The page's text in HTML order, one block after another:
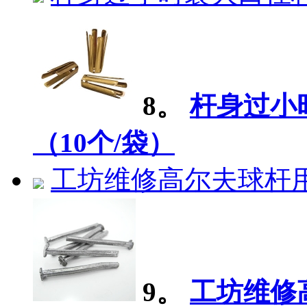
8。
杆身过小
（10个/袋）
工坊维修高尔夫球杆
9。
工坊维修